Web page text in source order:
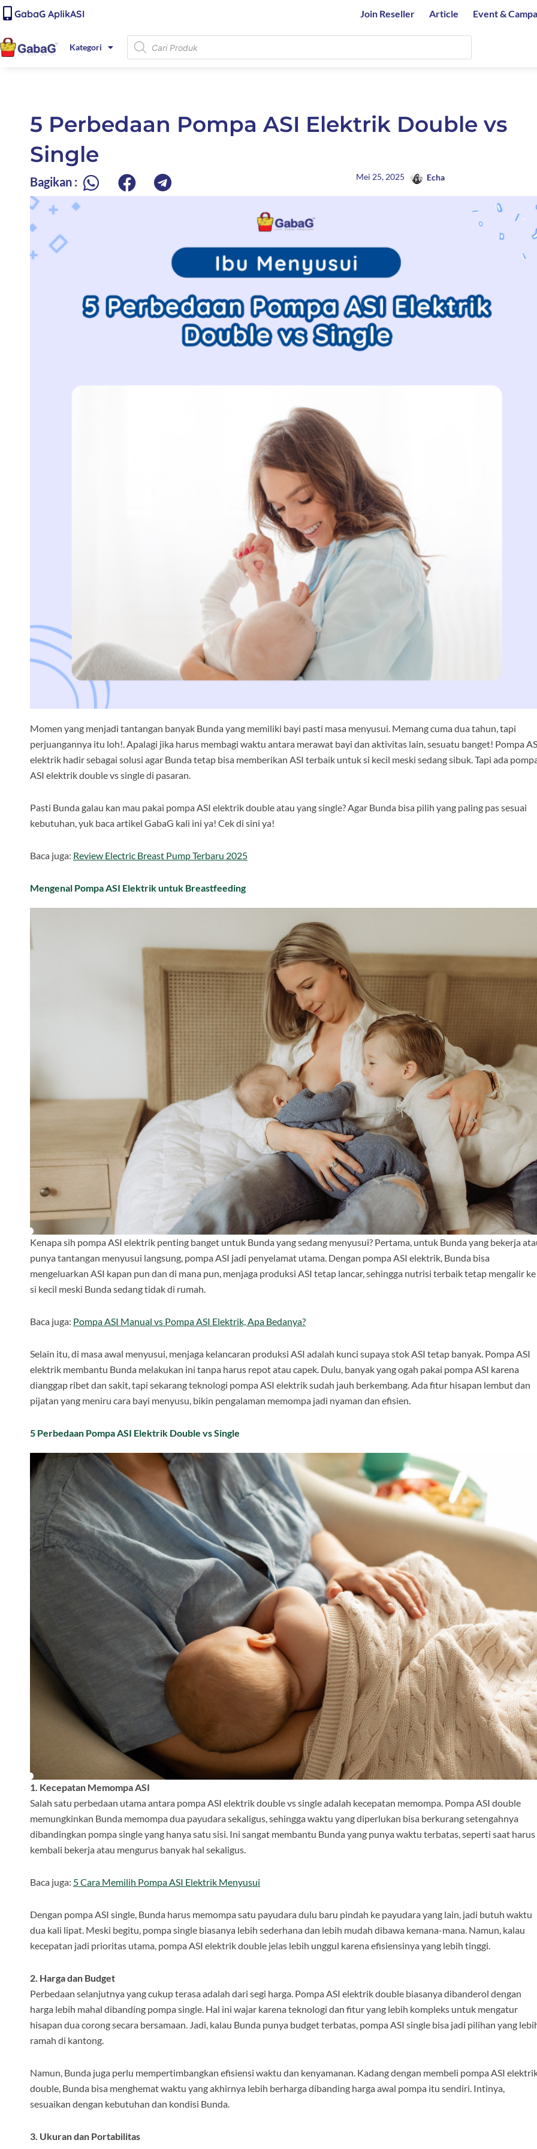
content
Lewati
ke
konten
GabaG AplikASI Join Reseller Article Event &
Kategori
Products
search
5 Perbedaan Pompa ASI Elektrik Double vs
Single
Bagikan : Mei 25, 2025 Echa
Momen yang menjadi tantangan banyak Bunda yang memiliki bayi pasti masa menyusui. Memang cuma dua tahun, tapi
perjuangannya itu loh!. Apalagi jika harus membagi waktu antara merawat bayi dan aktivitas lain, sesuatu banget! Pompa
elektrik hadir sebagai solusi agar Bunda tetap bisa memberikan ASI terbaik untuk si kecil meski sedang sibuk. Tapi ada
ASI elektrik double vs single di pasaran.
Pasti Bunda galau kan mau pakai pompa ASI elektrik double atau yang single? Agar Bunda bisa pilih yang paling pas sesuai
kebutuhan, yuk baca artikel GabaG kali ini ya! Cek di sini ya!
Baca juga: Review Electric Breast Pump Terbaru 2025
Mengenal Pompa ASI Elektrik untuk Breastfeeding
Kenapa sih pompa ASI elektrik penting banget untuk Bunda yang sedang menyusui? Pertama, untuk Bunda yang bekerja
punya tantangan menyusui langsung, pompa ASI jadi penyelamat utama. Dengan pompa ASI elektrik, Bunda bisa
mengeluarkan ASI kapan pun dan di mana pun, menjaga produksi ASI tetap lancar, sehingga nutrisi terbaik tetap mengalir ke
si kecil meski Bunda sedang tidak di rumah.
Baca juga: Pompa ASI Manual vs Pompa ASI Elektrik, Apa Bedanya?
Selain itu, di masa awal menyusui, menjaga kelancaran produksi ASI adalah kunci supaya stok ASI tetap banyak. Pompa ASI
elektrik membantu Bunda melakukan ini tanpa harus repot atau capek. Dulu, banyak yang ogah pakai pompa ASI karena
dianggap ribet dan sakit, tapi sekarang teknologi pompa ASI elektrik sudah jauh berkembang. Ada fitur hisapan lembut dan
pijatan yang meniru cara bayi menyusu, bikin pengalaman memompa jadi nyaman dan efisien.
5 Perbedaan Pompa ASI Elektrik Double vs Single
1. Kecepatan Memompa ASI
Salah satu perbedaan utama antara pompa ASI elektrik double vs single adalah kecepatan memompa. Pompa ASI double
memungkinkan Bunda memompa dua payudara sekaligus, sehingga waktu yang diperlukan bisa berkurang setengahnya
dibandingkan pompa single yang hanya satu sisi. Ini sangat membantu Bunda yang punya waktu terbatas, seperti saat harus
kembali bekerja atau mengurus banyak hal sekaligus.
Baca juga: 5 Cara Memilih Pompa ASI Elektrik Menyusui
Dengan pompa ASI single, Bunda harus memompa satu payudara dulu baru pindah ke payudara yang lain, jadi butuh waktu
dua kali lipat. Meski begitu, pompa single biasanya lebih sederhana dan lebih mudah dibawa kemana-mana. Namun, kalau
kecepatan jadi prioritas utama, pompa ASI elektrik double jelas lebih unggul karena efisiensinya yang lebih tinggi.
2. Harga dan Budget
Perbedaan selanjutnya yang cukup terasa adalah dari segi harga. Pompa ASI elektrik double biasanya dibanderol dengan
harga lebih mahal dibanding pompa single. Hal ini wajar karena teknologi dan fitur yang lebih kompleks untuk mengatur
hisapan dua corong secara bersamaan. Jadi, kalau Bunda punya budget terbatas, pompa ASI single bisa jadi pilihan yang
ramah di kantong.
Namun, Bunda juga perlu mempertimbangkan efisiensi waktu dan kenyamanan. Kadang dengan membeli pompa ASI
double, Bunda bisa menghemat waktu yang akhirnya lebih berharga dibanding harga awal pompa itu sendiri. Intinya,
sesuaikan dengan kebutuhan dan kondisi Bunda.
3. Ukuran dan Portabilitas